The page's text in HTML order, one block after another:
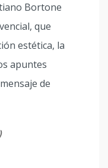
Bortone
que
estética, la
apuntes
de